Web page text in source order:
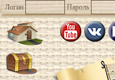
Логин Пароль